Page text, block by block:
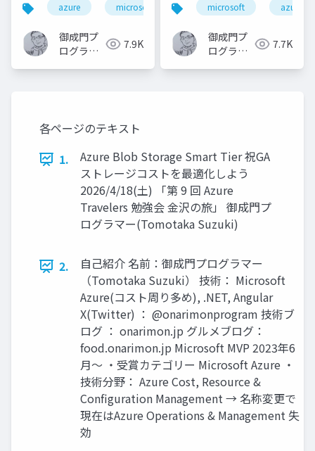
びなおす
azure microsoft
御成門プ
ログラマ
7.9K
microsoft azure
御成門プ
ログラマ
7.7K
各ページのテキスト
1.
Azure Blob Storage Smart Tier 祝GA
ストレージコストを最適化しよう
2026/4/18(土) 「第 9 回 Azure
Travelers 勉強会 金沢の旅」 御成門プ
ログラマー(Tomotaka Suzuki)
2.
自己紹介 名前：御成門プログラマー
（Tomotaka Suzuki） 技術： Microsoft
Azure(コスト周り多め), .NET, Angular
X(Twitter) ： @onarimonprogram 技術ブ
ログ ： onarimon.jp グルメブログ：
food.onarimon.jp Microsoft MVP 2023年6
月～ ・受賞カテゴリー Microsoft Azure ・
技術分野： Azure Cost, Resource &
Configuration Management → 名称変更で
現在はAzure Operations & Management 失
効